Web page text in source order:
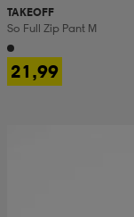
TAKEOFF
So Full Zip Pant M
21,99